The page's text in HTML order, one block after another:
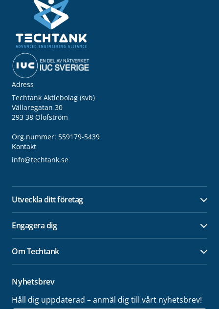
Adress
Techtank Aktiebolag (svb)
Vällaregatan 30
293 38 Olofström
Org.nummer: 559179-5439
Kontakt
info@techtank.se
Utveckla ditt företag
Engagera dig
Om Techtank
Nyhetsbrev
Håll dig uppdaterad – anmäl dig till vårt nyhetsbrev!